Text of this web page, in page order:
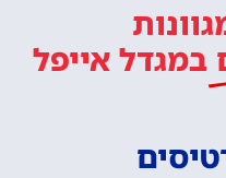
במגדל אייפל